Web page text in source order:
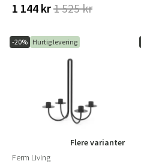
1 144 kr1 525 kr
-20% Hurtig levering
Flere varianter
Ferm Living